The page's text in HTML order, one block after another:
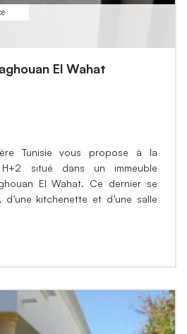
El Wahat
Tunisie vous propose à la
situé dans un immeuble
El Wahat. Ce dernier se
d’une kitchenette et d’une salle